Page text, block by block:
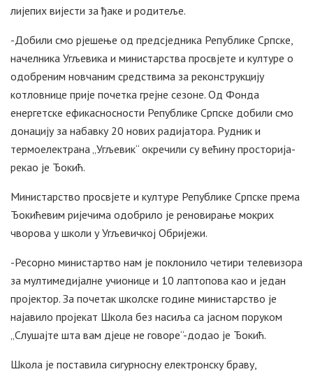
лијепих вијести за ђаке и родитеље.
-Добили смо рјешење од предсједника Републике Српске,
начелника Угљевика и министарства просвјете и културе о
одобреним новчаним средствима за реконструкцију
котловнице прије почетка грејне сезоне. Од Фонда
енергетске ефикасносности Републике Српске добили смо
донацију за набавку 20 нових радијатора. Рудник и
термоелектрана „Угљевик“ окречили су већину просторија-
рекао је Ђокић.
Министарство просвјете и културе Републике Српске према
Ђокићевим ријечима одобрило је реновирање мокрих
чворова у школи у Угљевичкој Обријежи.
-Ресорно министартво нам је поклонило четири телевизора
за мултимедијалне учионице и 10 лаптопова као и један
пројектор. За почетак школске године министарство је
најавило пројекат Школа без насиља са јасном поруком
„Слушајте шта вам дјеце не говоре“-додао је Ђокић.
Школа је поставила сигурносну електронску браву,